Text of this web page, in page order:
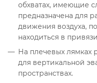
обхватах, имеющие
предназначена для
движения воздуха,
находиться в
На плечевых лямках
для вертикальной
пространствах.